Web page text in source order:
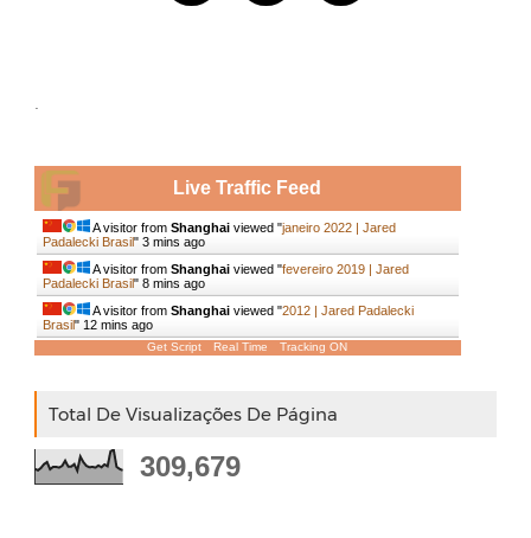
Live Traffic Feed
A visitor from Shanghaiviewed "janeiro 2022 | Jared
Padalecki Brasil" 3 mins ago
A visitor from Shanghaiviewed "fevereiro 2019 | Jared
Padalecki Brasil" 8 mins ago
A visitor from Shanghaiviewed "2012 | Jared Padalecki
Brasil" 12 mins ago
Get Script Real Time Tracking ON
Total De Visualizações De Página
309,679